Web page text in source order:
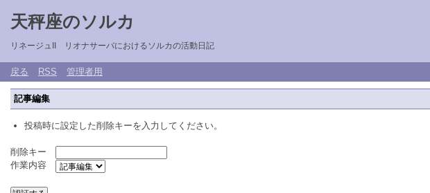
天秤座のソルカ
リネージュII リオナサーバにおけるソルカの活動日記
戻る RSS 管理者用
記事編集
投稿時に設定した削除キーを入力してください。
削除キー
作業内容